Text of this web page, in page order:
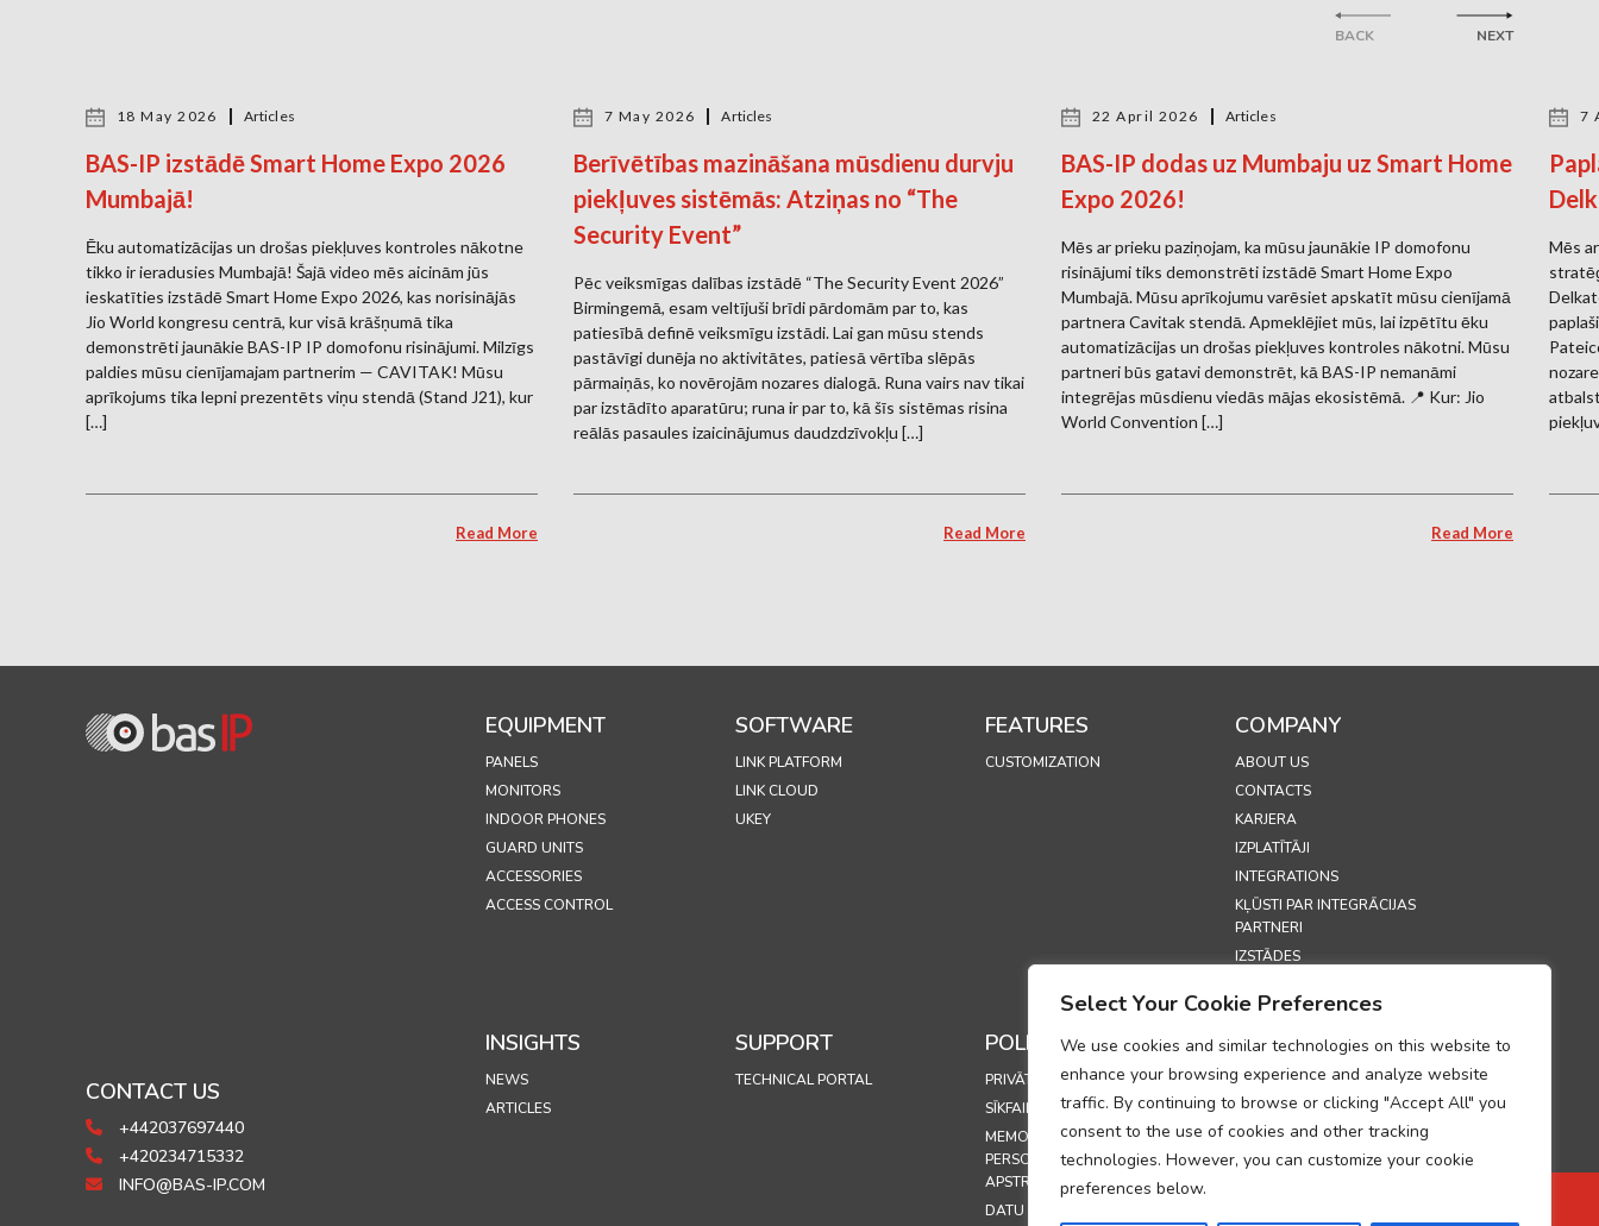
Select Your Cookie Preferences
We use cookies and similar technologies on this website to
enhance your browsing experience and analyze website
traffic. By continuing to browse or clicking "Accept All" you
consent to the use of cookies and other tracking
technologies. However, you can customize your cookie
preferences below.
BACK
18 May 2026 Articles
BAS-IP izstādē Smart Home Expo 2026
Mumbajā!
Ēku automatizācijas un drošas piekļuves kontroles nākotne
tikko ir ieradusies Mumbajā! Šajā video mēs aicinām jūs
ieskatīties izstādē Smart Home Expo 2026, kas norisinājās
Jio World kongresu centrā, kur visā krāšņumā tika
demonstrēti jaunākie BAS-IP IP domofonu risinājumi. Milzīgs
paldies mūsu cienījamajam partnerim — CAVITAK! Mūsu
aprīkojums tika lepni prezentēts viņu stendā (Stand J21), kur
[…]
Read More
7 May 2026 Articles
Berīvētības mazināšana mūsdienu durvju
piekļuves sistēmās: Atziņas no “The
Security Event”
Pēc veiksmīgas dalības izstādē “The Security Event 2026”
Birmingemā, esam veltījuši brīdi pārdomām par to, kas
patiesībā definē veiksmīgu izstādi. Lai gan mūsu stends
pastāvīgi dunēja no aktivitātes, patiesā vērtība slēpās
pārmaiņās, ko novērojām nozares dialogā. Runa vairs nav tikai
par izstādīto aparatūru; runa ir par to, kā šīs sistēmas risina
reālās pasaules izaicinājumus daudzdzīvokļu […]
Read More
22 April 2026 Articles
BAS-IP dodas uz Mumbaju uz Smart Home
Expo 2026!
Mēs ar prieku paziņojam, ka mūsu jaunākie IP domofonu
risinājumi tiks demonstrēti izstādē Smart Home Expo
Mumbajā. Mūsu aprīkojumu varēsiet apskatīt mūsu cienījamā
partnera Cavitak stendā. Apmeklējiet mūs, lai izpētītu ēku
automatizācijas un drošas piekļuves kontroles nākotni. Mūsu
partneri būs gatavi demonstrēt, kā BAS-IP nemanāmi
integrējas mūsdienu viedās mājas ekosistēmā. 📍 Kur: Jio
World Convention […]
Read More
7
Mēs
NEXT
CONTACT US
+442037697440
+420234715332
INFO@BAS-IP.COM
EQUIPMENT
PANELS
MONITORS
INDOOR PHONES
GUARD UNITS
ACCESSORIES
ACCESS CONTROL
SOFTWARE
LINK PLATFORM
LINK CLOUD
UKEY
FEATURES
CUSTOMIZATION
COMPANY
ABOUT US
CONTACTS
KARJERA
IZPLATĪTĀJI
INTEGRATIONS
KĻŪSTI PAR INTEGRĀCIJAS
PARTNERI
IZSTĀDES
INSIGHTS
NEWS
ARTICLES
SUPPORT
TECHNICAL PORTAL
POLICIES
PRIVĀTUMA POLITIKA
SĪKFAILU POLITIKA
MEMORANDS PAR
PERSONAS DATU
APSTRĀDES ATBILSTĪBU
DATU APSTRĀDES